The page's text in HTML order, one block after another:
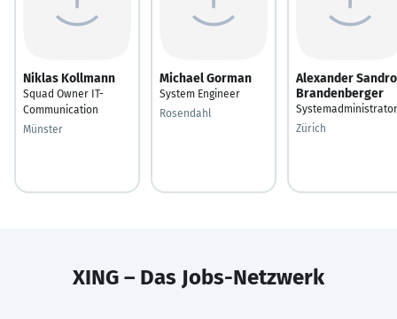
Niklas Kollmann
Squad Owner IT-
Communication
Münster
Michael Gorman
System Engineer
Rosendahl
Alexander Sandro
Brandenberger
Systemadministrator
Zürich
XING – Das Jobs-Netzwerk